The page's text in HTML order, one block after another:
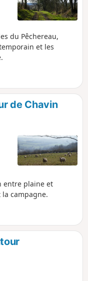
du Pêchereau,
et les
de Chavin
entre plaine et
campagne.